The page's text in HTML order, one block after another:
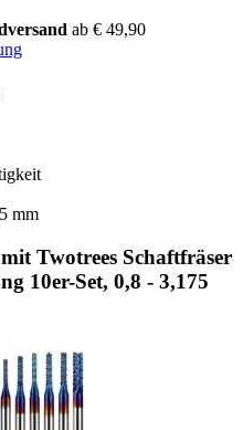
ab € 49,90
mm
Twotrees Schaftfräser
10er-Set, 0,8 - 3,175